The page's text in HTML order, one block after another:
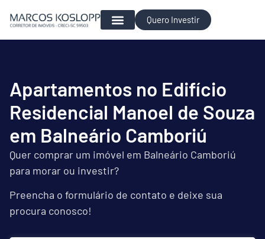
Quero Investir
Apartamentos no Edifício
Residencial Manoel de Souza
em Balneário Camboriú
Quer comprar um imóvel em Balneário Camboriú
para morar ou investir?
Preencha o formulário de contato e deixe sua
procura conosco!